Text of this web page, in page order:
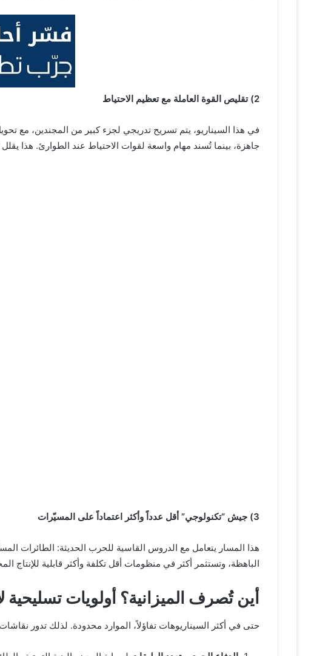
2) تقليص القوة العاملة مع تعظيم الاحتياط
في هذا السيناريو، يتم تسريح تدريجي لجزء كبير من المجندين، مع
جاهزة، بينما تُسند مهام واسعة لقوات الاحتياط عند الطوارئ. هذا يقلل
3) جيش “تكنولوجي” أقل عدداً وأكثر اعتماداً على المسيّرات
هذا المسار يتعامل مع الدروس القاسية للحرب الحديثة: الطائرات
الباهظة، وتستثمر أكثر في منظومات أقل تكلفة وأكثر قابلية للإنتاج
أين تُصرف الميزانية؟ أولويات تسليحية
حتى في أكثر السيناريوهات تفاؤلاً، الموارد محدودة. لذلك تدور